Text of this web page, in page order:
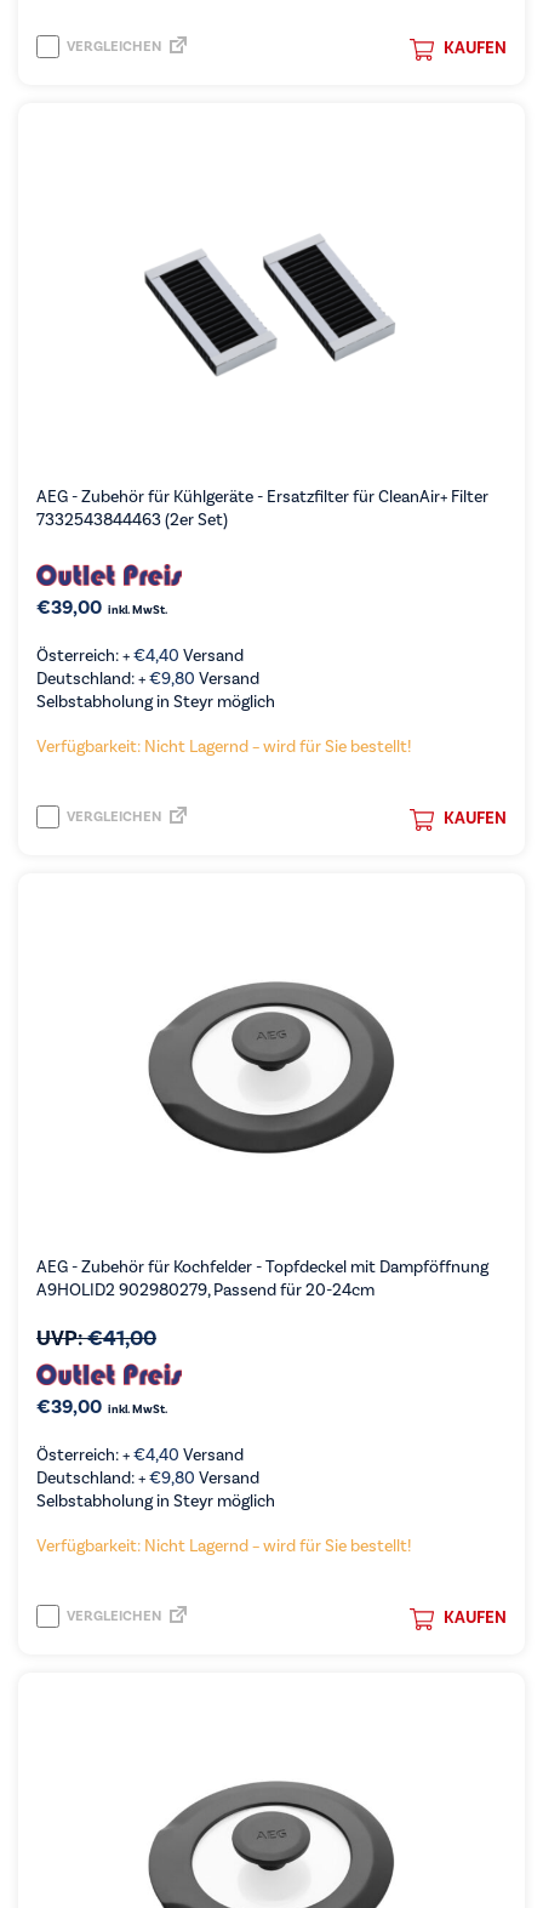
KAUFEN
VERGLEICHEN
AEG - Zubehör für Kühlgeräte - Ersatzfilter für CleanAir+ Filter
7332543844463 (2er Set)
€39,00 inkl. MwSt.
Österreich: +€4,40 Versand
Deutschland: +€9,80 Versand
Selbstabholung in Steyr möglich
Verfügbarkeit: Nicht Lagernd – wird für Sie bestellt!
KAUFEN
VERGLEICHEN
AEG - Zubehör für Kochfelder - Topfdeckel mit Dampföffnung
A9HOLID2 902980279, Passend für 20-24cm
UVP:€41,00
€39,00 inkl. MwSt.
Österreich: +€4,40 Versand
Deutschland: +€9,80 Versand
Selbstabholung in Steyr möglich
Verfügbarkeit: Nicht Lagernd – wird für Sie bestellt!
KAUFEN
VERGLEICHEN